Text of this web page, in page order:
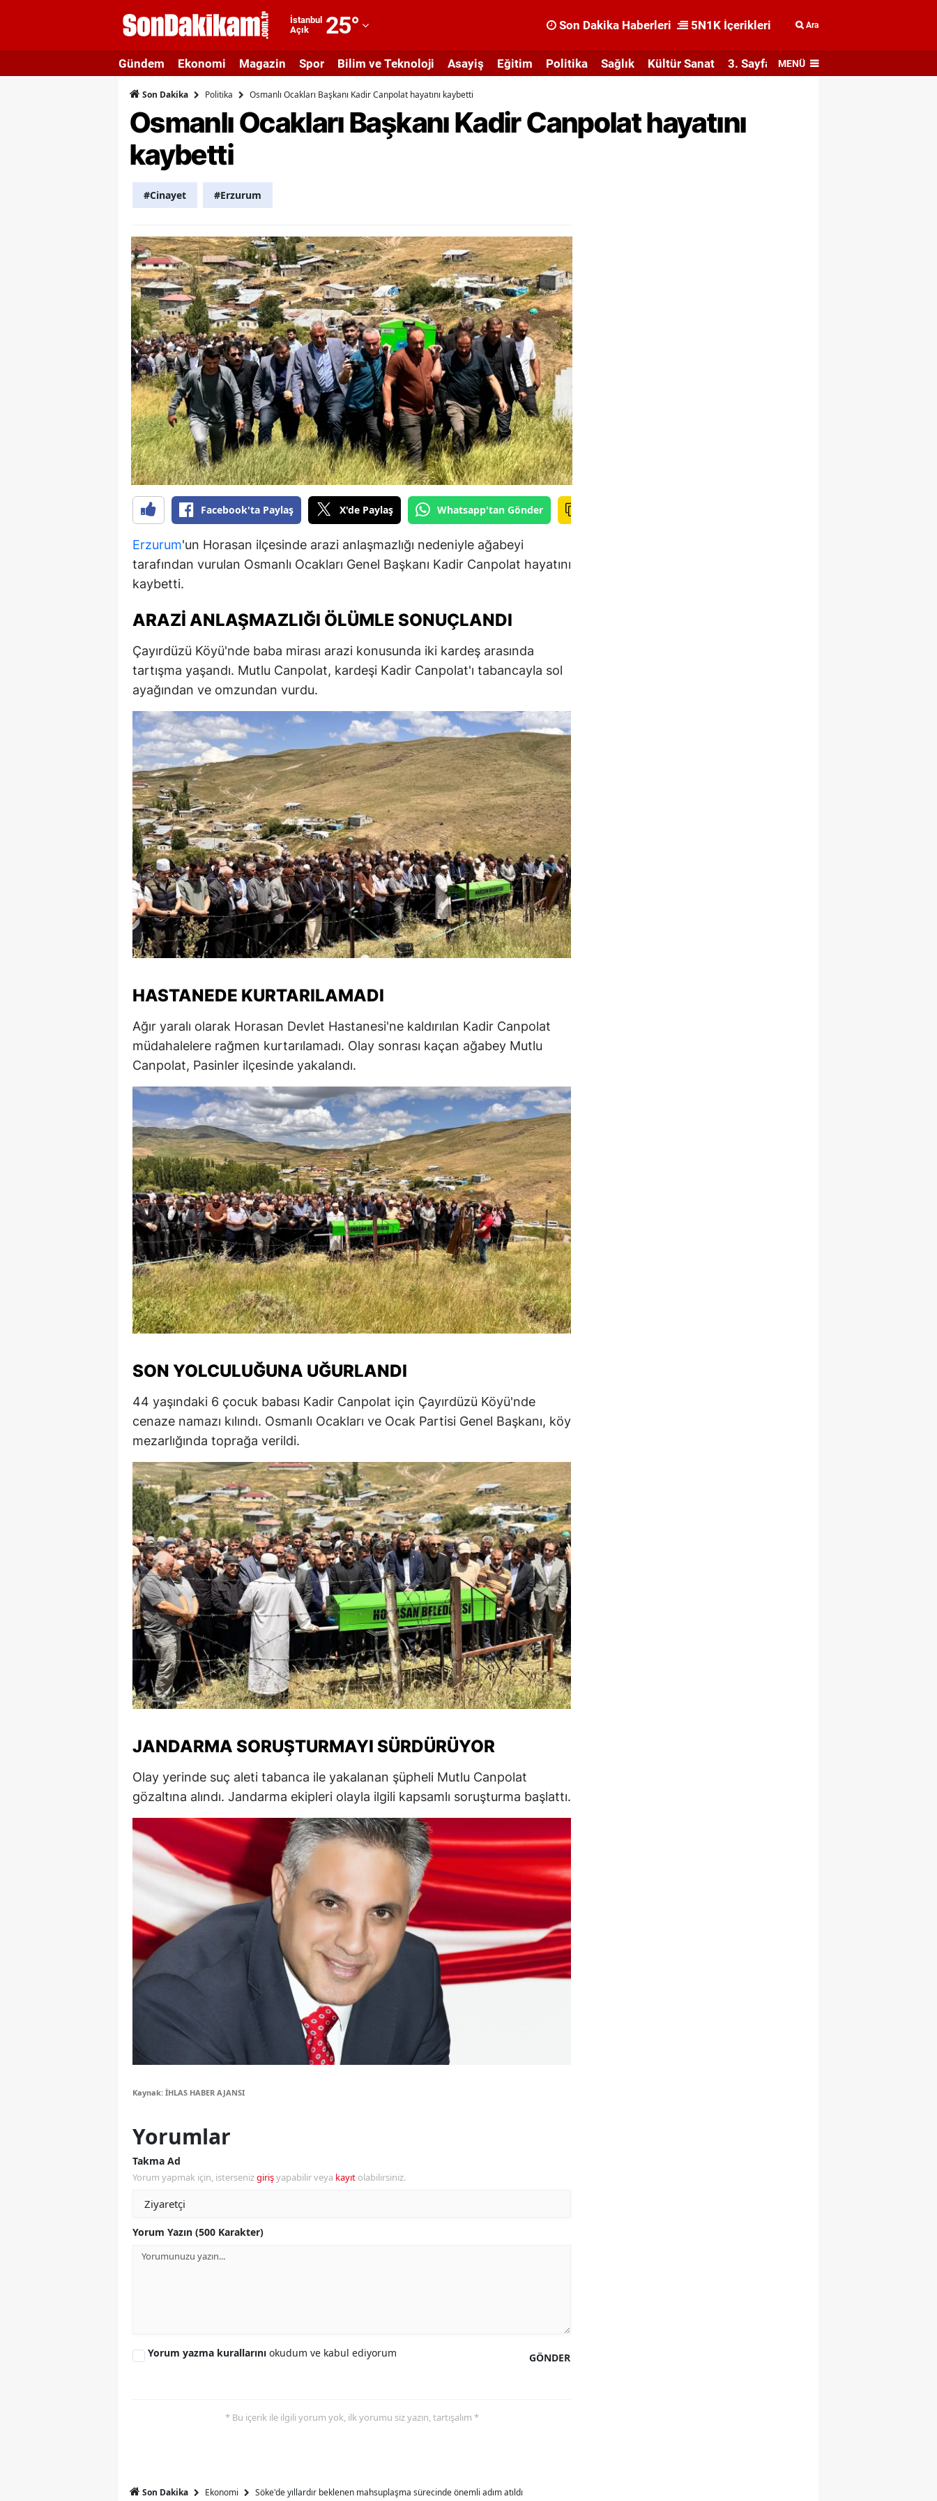
İstanbul
Açık
25°
Adıyaman
Afyonkarahisar
Ağrı
Artvin
Aydın
Balıkesir
Bilecik
Bingöl
Bitlis
Bolu
Burdur
Bursa
Çanakkale
Çankırı
Çorum
Diyarbakır
Elazığ
Erzurum
Eskişehir
Gaziantep
Giresun
Gümüşhane
Hakkari
Hatay
Isparta
Mersin
İstanbul
Kars
Kastamonu
Kayseri
Kırklareli
Kırşehir
Kocaeli
Konya
Kütahya
Malatya
Manisa
Kahramanmaraş
Muş
Niğde
Ordu
Rize
Sakarya
Samsun
Siirt
Sivas
Tekirdağ
Tunceli
Şanlıurfa
Uşak
Van
Yozgat
Zonguldak
Aksaray
Bayburt
Karaman
Kırıkkale
Iğdır
Son Dakika Haberleri 5N1K İçerikleri Ara
Gündem Ekonomi Magazin Spor Bilim ve Teknoloji Asayiş Eğitim Politika Sağlık Kültür Sanat 3. Sayfa MENÜ
Son Dakika Politika Osmanlı Ocakları Başkanı Kadir Canpolat hayatını kaybetti
Osmanlı Ocakları Başkanı Kadir Canpolat hayatını
kaybetti
#Cinayet #Erzurum
Facebook'ta Paylaş X'de Paylaş Whatsapp'tan Gönder
Erzurum'un Horasan ilçesinde arazi anlaşmazlığı nedeniyle ağabeyi
tarafından vurulan Osmanlı Ocakları Genel Başkanı Kadir Canpolat hayatını
kaybetti.
ARAZI ANLAŞMAZLIĞI ÖLÜMLE SONUÇLANDI
Çayırdüzü Köyü'nde baba mirası arazi konusunda iki kardeş arasında
tartışma yaşandı. Mutlu Canpolat, kardeşi Kadir Canpolat'ı tabancayla sol
ayağından ve omzundan vurdu.
HASTANEDE KURTARILAMADI
Ağır yaralı olarak Horasan Devlet Hastanesi'ne kaldırılan Kadir Canpolat
müdahalelere rağmen kurtarılamadı. Olay sonrası kaçan ağabey Mutlu
Canpolat, Pasinler ilçesinde yakalandı.
SON YOLCULUĞUNA UĞURLANDI
44 yaşındaki 6 çocuk babası Kadir Canpolat için Çayırdüzü Köyü'nde
cenaze namazı kılındı. Osmanlı Ocakları ve Ocak Partisi Genel Başkanı, köy
mezarlığında toprağa verildi.
JANDARMA SORUŞTURMAYI SÜRDÜRÜYOR
Olay yerinde suç aleti tabanca ile yakalanan şüpheli Mutlu Canpolat
gözaltına alındı. Jandarma ekipleri olayla ilgili kapsamlı soruşturma başlattı.
Kaynak: İHLAS HABER AJANSI
Yorumlar
Takma Ad
Yorum yapmak için, istersenizgirişyapabilir veya kayıt olabilirsiniz.
Yorum Yazın (500 Karakter)
GÖNDER
Yorum yazma kurallarını okudum ve kabul ediyorum
* Bu içerik ile ilgili yorum yok, ilk yorumu siz yazın, tartışalım *
Son Dakika Ekonomi Söke'de yıllardır beklenen mahsuplaşma sürecinde önemli adım atıldı